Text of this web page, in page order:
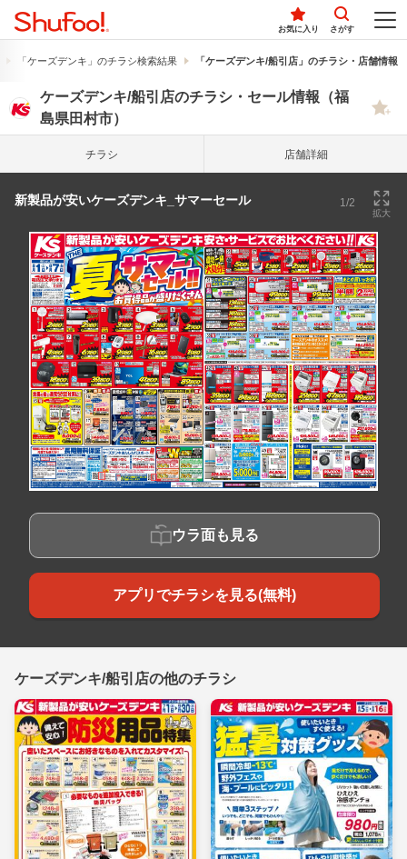
お気に入り さがす
「ケーズデンキ」のチラシ検索結果 「ケーズデンキ/船引店」のチラシ・店舗情報
ケーズデンキ/船引店のチラシ・セール情報（福
島県田村市）
チラシ 店舗詳細
新製品が安いケーズデンキ_サマーセール 1/2
拡大
ウラ面も見る
アプリでチラシを見る(無料)
ケーズデンキ/船引店の他のチラシ